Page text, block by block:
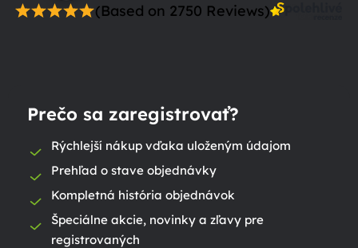
(Based on 2750 Reviews)
Prečo sa zaregistrovať?
Rýchlejší nákup vďaka uloženým údajom
Prehľad o stave objednávky
Kompletná história objednávok
Špeciálne akcie, novinky a zľavy pre
registrovaných